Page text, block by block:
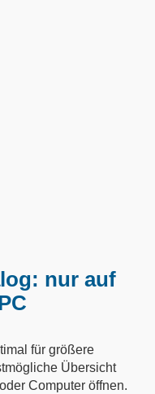
nur auf
für größere
Übersicht
Computer öffnen.